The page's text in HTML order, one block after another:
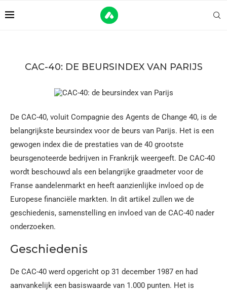
CAC-40: DE BEURSINDEX VAN PARIJS
De CAC-40, voluit Compagnie des Agents de Change 40, is de
belangrijkste beursindex voor de beurs van Parijs. Het is een
gewogen index die de prestaties van de 40 grootste
beursgenoteerde bedrijven in Frankrijk weergeeft. De CAC-40
wordt beschouwd als een belangrijke graadmeter voor de
Franse aandelenmarkt en heeft aanzienlijke invloed op de
Europese financiële markten. In dit artikel zullen we de
geschiedenis, samenstelling en invloed van de CAC-40 nader
onderzoeken.
Geschiedenis
De CAC-40 werd opgericht op 31 december 1987 en had
aanvankelijk een basiswaarde van 1.000 punten. Het is